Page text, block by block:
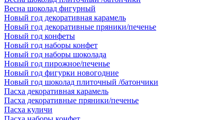
Весна шоколад фигурный
Новый год декоративная карамель
Новый год декоративные пряники/печенье
Новый год конфеты
Новый год наборы конфет
Новый год наборы шоколада
Новый год пирожное/печенье
Новый год фигурки новогодние
Новый год шоколад плиточный /батончики
Пасха декоративная карамель
Пасха декоративные пряники/печенье
Пасха куличи